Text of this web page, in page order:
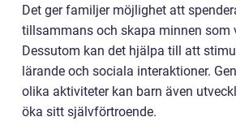
Det ger familjer möjlighet att
tillsammans och skapa minnen som
Dessutom kan det hjälpa till att
lärande och sociala interaktioner.
olika aktiviteter kan barn även
öka sitt självförtroende.